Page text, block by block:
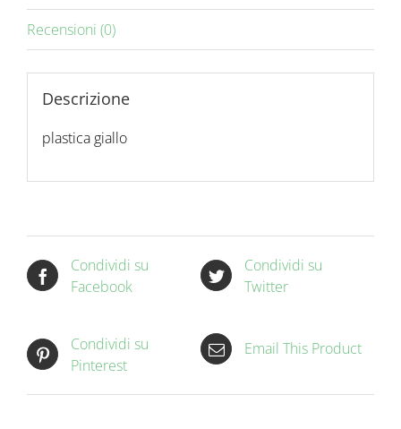
Recensioni (0)
Descrizione
plastica giallo
Condividi su
Facebook
Condividi su
Twitter
Condividi su
Pinterest
Email This Product